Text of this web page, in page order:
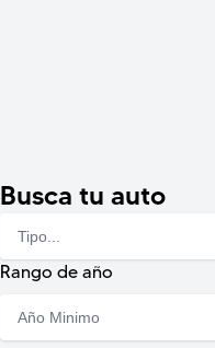
Busca tu auto
Rango de año